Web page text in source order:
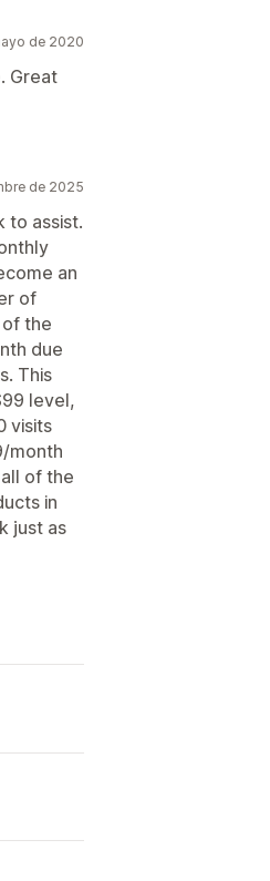
de 2020
Great
de 2025
to assist.
an
of
the
due
This
level,
visits
month
of the
in
just as